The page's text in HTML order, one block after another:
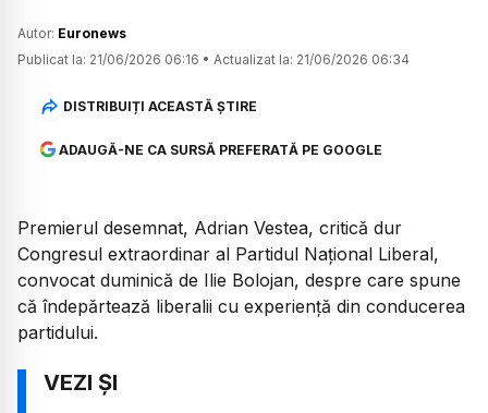
Autor: Euronews
Publicat la: 21/06/2026 06:16 • Actualizat la: 21/06/2026 06:34
DISTRIBUIȚI ACEASTĂ ȘTIRE
ADAUGĂ-NE CA SURSĂ PREFERATĂ PE GOOGLE
Premierul desemnat, Adrian Vestea, critică dur
Congresul extraordinar al Partidul Național Liberal,
convocat duminică de Ilie Bolojan, despre care spune
că îndepărtează liberalii cu experiență din conducerea
partidului.